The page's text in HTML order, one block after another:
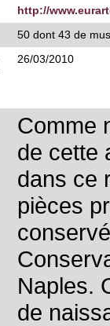
http://
50 dont 43 de
26/03/2010
Comme
de cette
dans ce
pièces
Naples.
de